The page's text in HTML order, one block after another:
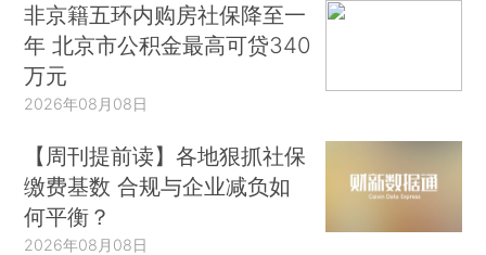
非京籍五环内购房社保降至一
年 北京市公积金最高可贷340
万元
2026年08月08日
【周刊提前读】各地狠抓社保
缴费基数 合规与企业减负如
何平衡？
2026年08月08日